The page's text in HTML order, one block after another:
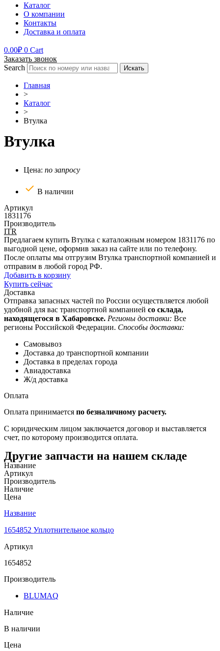
Каталог
О компании
Контакты
Доставка и оплата
0.00₽ 0 Cart
Заказать звонок
Search
Искать
Главная
>
Каталог
>
Втулка
Втулка
Цена: по запросу
В наличии
Артикул
1831176
Производитель
ITR
Предлагаем купить Втулка с каталожным номером 1831176 по
выгодной цене, оформив заказ на сайте или по телефону.
После оплаты мы отгрузим Втулка транспортной компанией и
отправим в любой город РФ.
Добавить в корзину
Купить сейчас
Доставка
Отправка запасных частей по России осуществляется любой
удобной для вас транспортной компанией со склада,
находящегося в Хабаровске. Регионы доставки: Все
регионы Российской Федерации. Способы доставки:
Самовывоз
Доставка до транспортной компании
Доставка в пределах города
Авиадоставка
Ж/д доставка
Оплата
Оплата принимается по безналичному расчету.
С юридическим лицом заключается договор и выставляется
счет, по которому производится оплата.
Другие запчасти на нашем складе
Название
Артикул
Производитель
Наличие
Цена
Название
1654852 Уплотнительное кольцо
Артикул
1654852
Производитель
BLUMAQ
Наличие
В наличии
Цена